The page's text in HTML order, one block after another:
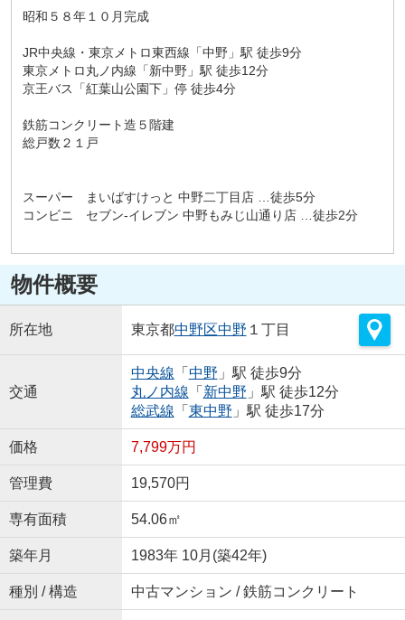
昭和５８年１０月完成
JR中央線・東京メトロ東西線「中野」駅 徒歩9分
東京メトロ丸ノ内線「新中野」駅 徒歩12分
京王バス「紅葉山公園下」停 徒歩4分
鉄筋コンクリート造５階建
総戸数２１戸
スーパー まいばすけっと 中野二丁目店 …徒歩5分
コンビニ セブン-イレブン 中野もみじ山通り店 …徒歩2分
物件概要
所在地 東京都中野区中野 １丁目
交通
中央線 「 中野 」駅 徒歩9分
丸ノ内線 「 新中野 」駅 徒歩12分
総武線 「 東中野 」駅 徒歩17分
価格 7,799万円
管理費 19,570円
専有面積 54.06㎡
築年月 1983年 10月(築42年)
種別 / 構造 中古マンション / 鉄筋コンクリート